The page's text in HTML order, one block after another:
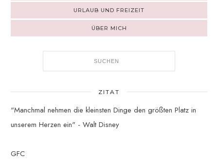
URLAUB UND FREIZEIT
ÜBER MICH
ZITAT
"Manchmal nehmen die kleinsten Dinge den größten Platz in
unserem Herzen ein" - Walt Disney
GFC